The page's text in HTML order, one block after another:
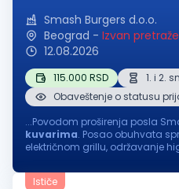
Smash Burgers d.o.o.
Beograd - Izvan
12.08.2026
115.000 RSD
1. i 2.
Obaveštenje o statusu
...Povodom proširenja posla
kuvarima. Posao obuhvata
električnom grillu, održavanje
smene: I smena...
Ističe